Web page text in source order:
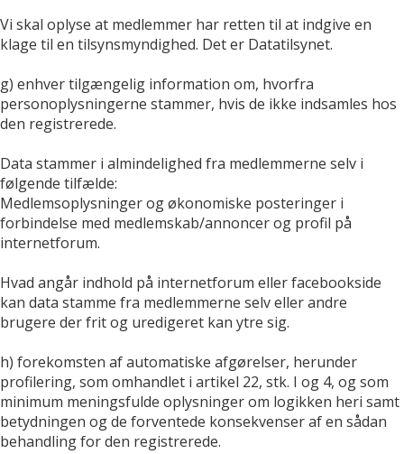
Vi skal oplyse at medlemmer har retten til at indgive en
klage til en tilsynsmyndighed. Det er Datatilsynet.
g) enhver tilgængelig information om, hvorfra
personoplysningerne stammer, hvis de ikke indsamles hos
den registrerede.
Data stammer i almindelighed fra medlemmerne selv i
følgende tilfælde:
Medlemsoplysninger og økonomiske posteringer i
forbindelse med medlemskab/annoncer og profil på
internetforum.
Hvad angår indhold på internetforum eller facebookside
kan data stamme fra medlemmerne selv eller andre
brugere der frit og uredigeret kan ytre sig.
h) forekomsten af automatiske afgørelser, herunder
profilering, som omhandlet i artikel 22, stk. I og 4, og som
minimum meningsfulde oplysninger om logikken heri samt
betydningen og de forventede konsekvenser af en sådan
behandling for den registrerede.